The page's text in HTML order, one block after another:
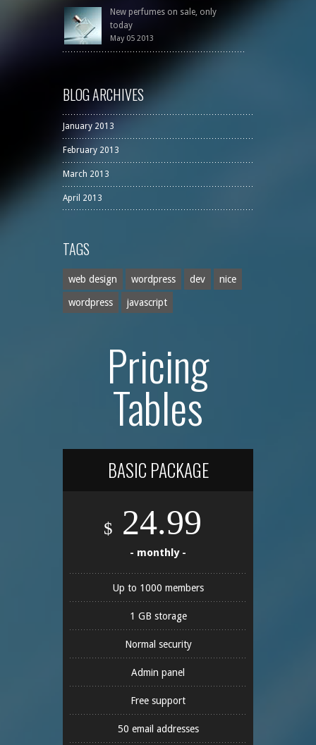
New perfumes on sale, only
today
May 05 2013
BLOG ARCHIVES
January 2013
February 2013
March 2013
April 2013
TAGS
web design wordpress dev nice
wordpress javascript
Pricing
Tables
BASIC PACKAGE
$ 24.99
- monthly -
Up to 1000 members
1 GB storage
Normal security
Admin panel
Free support
50 email addresses